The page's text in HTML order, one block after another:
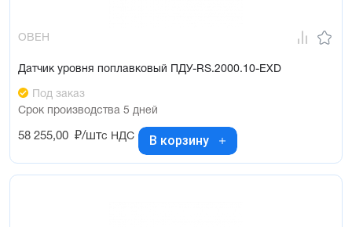
ОВЕН
Датчик уровня поплавковый ПДУ-RS.2000.10-ЕХD
Под заказ
Срок производства 5 дней
58 255,00 ₽/штс НДС В корзину